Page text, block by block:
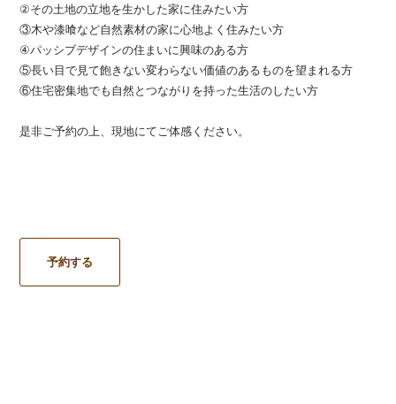
②その土地の立地を生かした家に住みたい方
③木や漆喰など自然素材の家に心地よく住みたい方
④パッシブデザインの住まいに興味のある方
⑤長い目で見て飽きない変わらない価値のあるものを望まれる方
⑥住宅密集地でも自然とつながりを持った生活のしたい方
是非ご予約の上、現地にてご体感ください。
予約する